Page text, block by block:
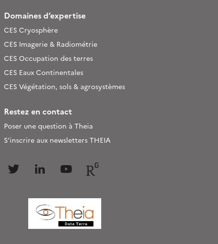
Domaines d’expertise
CES Cryosphère
CES Imagerie & Radiométrie
CES Occupation des terres
CES Eaux Continentales
CES Végétation, sols & agrosystèmes
Restez en contact
Poser une question à Theia
S’inscrire aux newsletters THEIA
Follow Follow